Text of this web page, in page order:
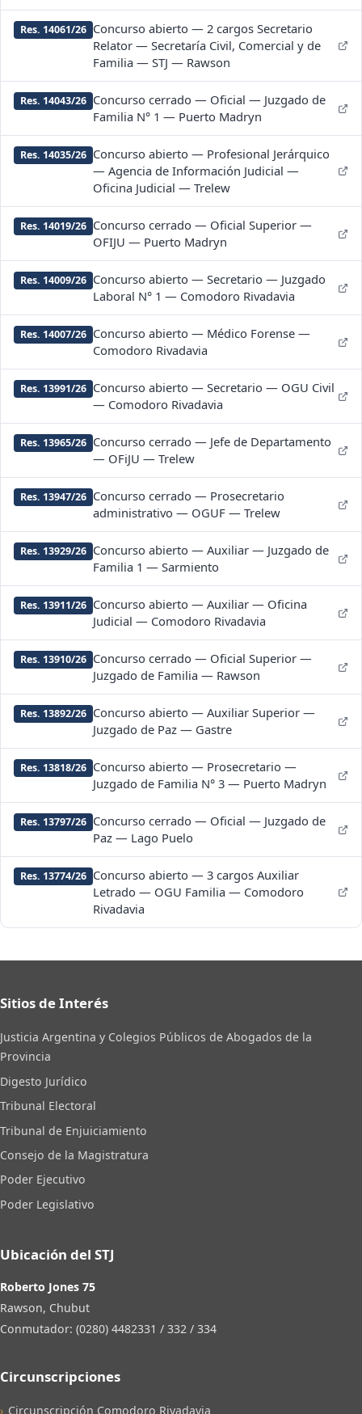
Res. 14061/26 Concurso abierto — 2 cargos Secretario
Relator — Secretaría Civil, Comercial y de
Familia — STJ — Rawson
Res. 14043/26 Concurso cerrado — Oficial — Juzgado de
Familia N° 1 — Puerto Madryn
Res. 14035/26 Concurso abierto — Profesional Jerárquico
— Agencia de Información Judicial —
Oficina Judicial — Trelew
Res. 14019/26 Concurso cerrado — Oficial Superior —
OFIJU — Puerto Madryn
Res. 14009/26 Concurso abierto — Secretario — Juzgado
Laboral N° 1 — Comodoro Rivadavia
Res. 14007/26 Concurso abierto — Médico Forense —
Comodoro Rivadavia
Res. 13991/26 Concurso abierto — Secretario — OGU Civil
— Comodoro Rivadavia
Res. 13965/26 Concurso cerrado — Jefe de Departamento
— OFiJU — Trelew
Res. 13947/26 Concurso cerrado — Prosecretario
administrativo — OGUF — Trelew
Res. 13929/26 Concurso abierto — Auxiliar — Juzgado de
Familia 1 — Sarmiento
Res. 13911/26 Concurso abierto — Auxiliar — Oficina
Judicial — Comodoro Rivadavia
Res. 13910/26 Concurso cerrado — Oficial Superior —
Juzgado de Familia — Rawson
Res. 13892/26 Concurso abierto — Auxiliar Superior —
Juzgado de Paz — Gastre
Res. 13818/26 Concurso abierto — Prosecretario —
Juzgado de Familia N° 3 — Puerto Madryn
Res. 13797/26 Concurso cerrado — Oficial — Juzgado de
Paz — Lago Puelo
Res. 13774/26 Concurso abierto — 3 cargos Auxiliar
Letrado — OGU Familia — Comodoro
Rivadavia
Sitios de Interés
Justicia Argentina y Colegios Públicos de Abogados de la
Provincia
Digesto Jurídico
Tribunal Electoral
Tribunal de Enjuiciamiento
Consejo de la Magistratura
Poder Ejecutivo
Poder Legislativo
Ubicación del STJ
Roberto Jones 75
Rawson, Chubut
Conmutador: (0280) 4482331 / 332 / 334
Circunscripciones
Circunscripción Comodoro Rivadavia